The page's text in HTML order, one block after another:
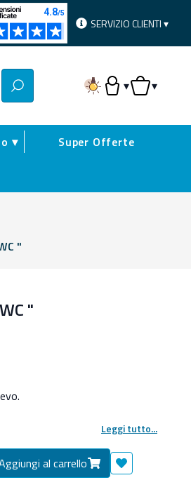
SERVIZIO CLIENTI ▾
▾
Accesso Utente
▾
Carrello
▾
Super Offerte
"
"
Leggi tutto...
al carrello Aggiungi ai